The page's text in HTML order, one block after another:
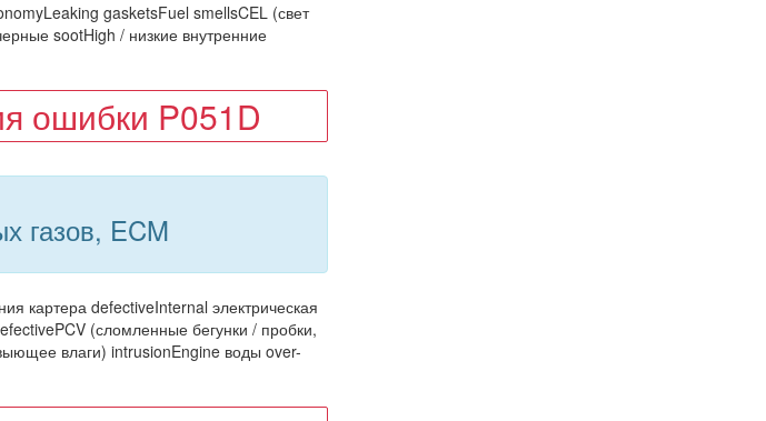
gasketsFuel smellsCEL (свет
sootHigh / низкие внутренние
ошибки P051D
газов, ECM
картера defectiveInternal электрическая
(сломленные бегунки / пробки,
влаги) intrusionEngine воды over-